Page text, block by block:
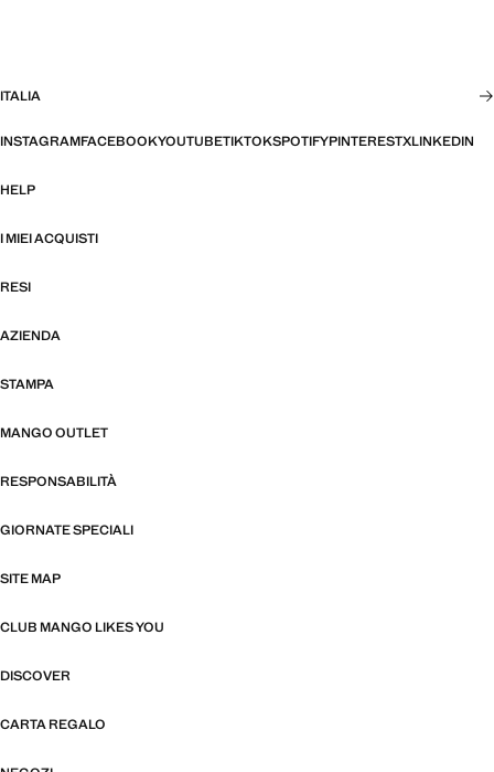
ITALIA
INSTAGRAMFACEBOOKYOUTUBETIKTOKSPOTIFYPINTERESTXLINKEDIN
HELP
I MIEI ACQUISTI
RESI
AZIENDA
STAMPA
MANGO OUTLET
RESPONSABILITÀ
GIORNATE SPECIALI
SITE MAP
CLUB MANGO LIKES YOU
DISCOVER
CARTA REGALO